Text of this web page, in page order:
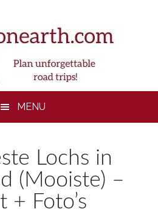
MENU
Lochs in
(Mooiste) –
+ Foto’s